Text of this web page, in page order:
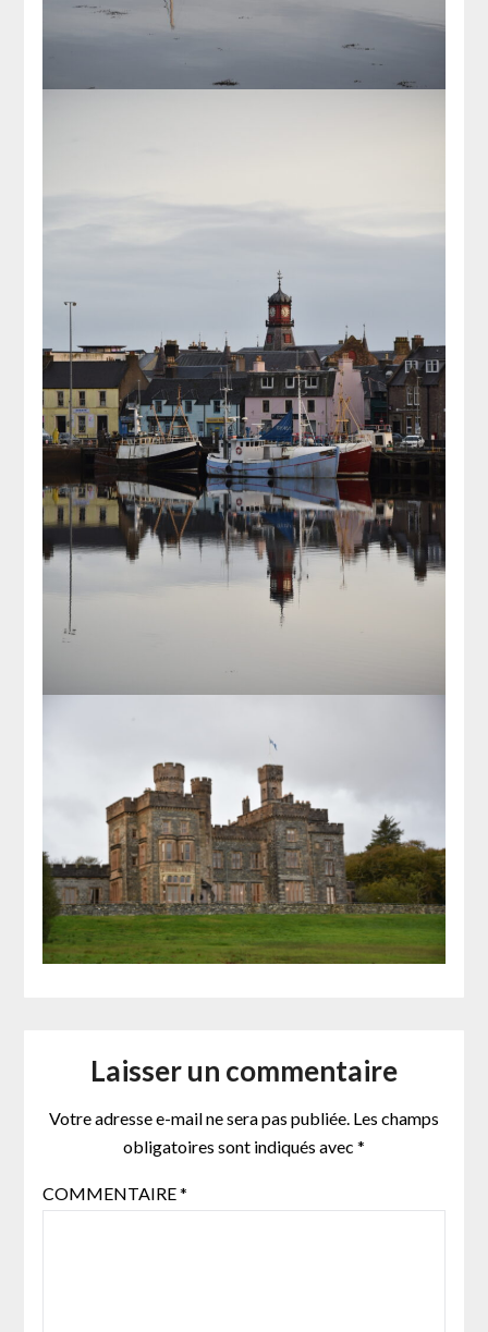
Laisser un commentaire
Votre adresse e-mail ne sera pas publiée. Les champs
obligatoires sont indiqués avec *
COMMENTAIRE*